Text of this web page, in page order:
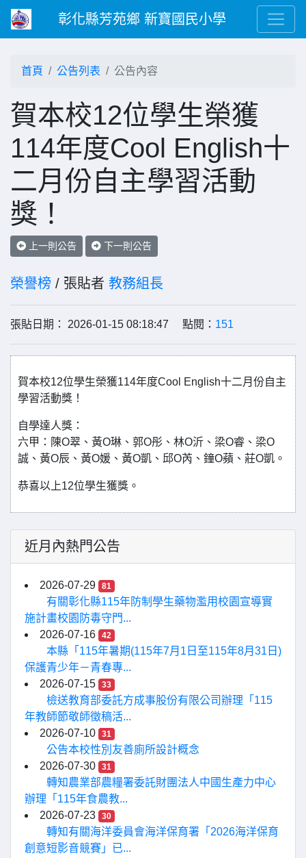
彰化縣芳苑鄉 新寶國民小學
首頁 公告列表 公告內容
賀本校12位學生榮獲
114年度Cool English十
二月份自主學習活動
獎！
上一則公告 下一則公告
榮譽榜 / 張貼者 教務組長
張貼日期： 2026-01-15 08:18:47 點閱： 151
賀本校12位學生榮獲114年度Cool English十二月份自主
學習活動獎！
自學達人獎：
六甲：陳O翠、黃O琳、郭O彤、林O沂、梁O睿、梁O
誠、黃O辰、黃O媛、黃O凱、邱O芮、鐘O蘋、莊O凱。
恭喜以上12位學生獲獎。
近月內熱門公告
2026-07-29 81
有關彰化縣115年防制學生藥物濫用校園宣導實
施計畫校園防毒守門...
2026-07-16
42
本縣「115年暑期(115年7月1日至115年8月31日)
保護青少年－青春專...
2026-07-15
33
檢送教育部委託方成事股份有限公司辦理「115
年教師節敬師徵稿活...
2026-07-10
31
公告本校性別友善廁所設計概念
2026-07-30
31
轉知農業部農糧署委託財團法人中國生產力中心
辦理「115年食農教...
2026-07-23
30
轉知有關海洋委員會海洋保育署「2026海洋保育
創意短影音競賽」已...